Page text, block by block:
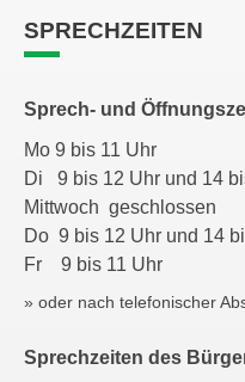
SPRECHZEITEN
Sprech- und
Mo 9 bis 11 Uhr
Di 9 bis 12 Uhr und
Mittwoch geschlossen
Do 9 bis 12 Uhr und
Fr 9 bis 11 Uhr
» oder nach telefonischer
Sprechzeiten des